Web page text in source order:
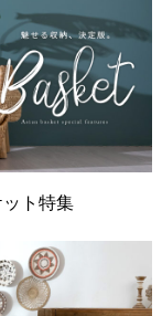
ト特集